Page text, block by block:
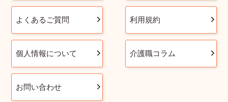
よくあるご質問 利用規約
個人情報について 介護職コラム
お問い合わせ